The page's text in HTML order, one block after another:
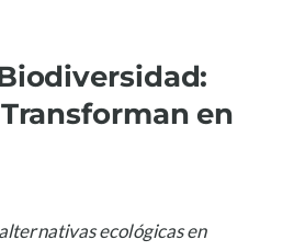
en
alternativas ecológicas en